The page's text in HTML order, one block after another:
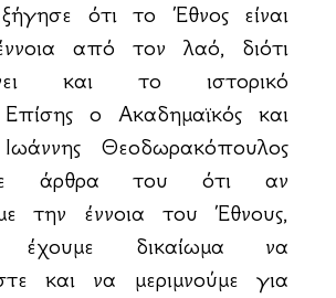
ότι το Έθνος είναι
από τον λαό, διότι
και το ιστορικό
ο Ακαδημαϊκός και
Θεοδωρακόπουλος
άρθρα του ότι αν
την έννοια του Έθνους,
δικαίωμα να
και να μεριμνούμε για